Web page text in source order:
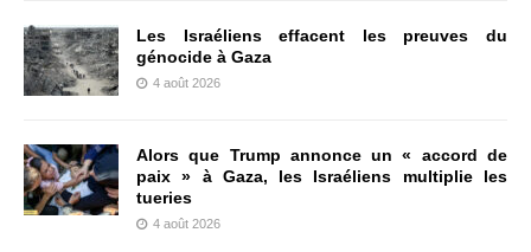
Les Israéliens effacent les preuves du
génocide à Gaza
4 août 2026
Alors que Trump annonce un « accord de
paix » à Gaza, les Israéliens multiplie les
tueries
4 août 2026